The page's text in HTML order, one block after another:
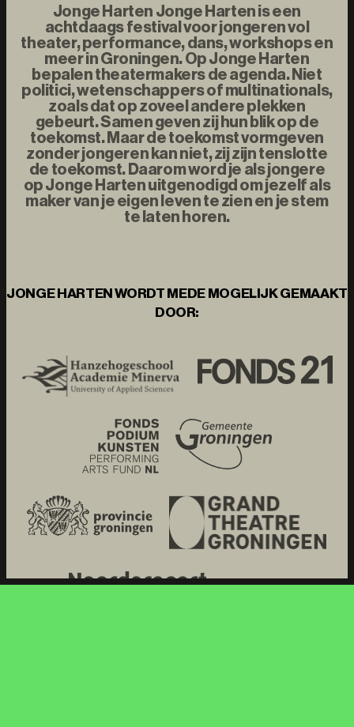
Jonge Harten Jonge Harten is een
achtdaags festival voor jongeren vol
theater, performance, dans, workshops en
meer in Groningen. Op Jonge Harten
bepalen theatermakers de agenda. Niet
politici, wetenschappers of multinationals,
zoals dat op zoveel andere plekken
gebeurt. Samen geven zij hun blik op de
toekomst. Maar de toekomst vormgeven
zonder jongeren kan niet, zij zijn tenslotte
de toekomst. Daarom word je als jongere
op Jonge Harten uitgenodigd om jezelf als
maker van je eigen leven te zien en je stem
te laten horen.
JONGE HARTEN WORDT MEDE MOGELIJK GEMAAKT
DOOR: